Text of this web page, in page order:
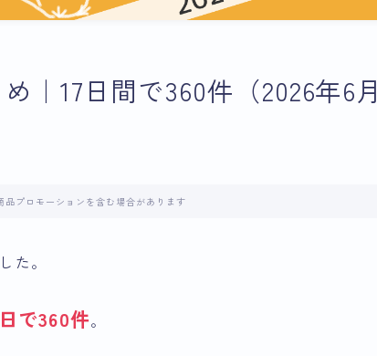
｜17日間で360件（2026年6月
品プロモーションを含む場合があります
た。
で360件。